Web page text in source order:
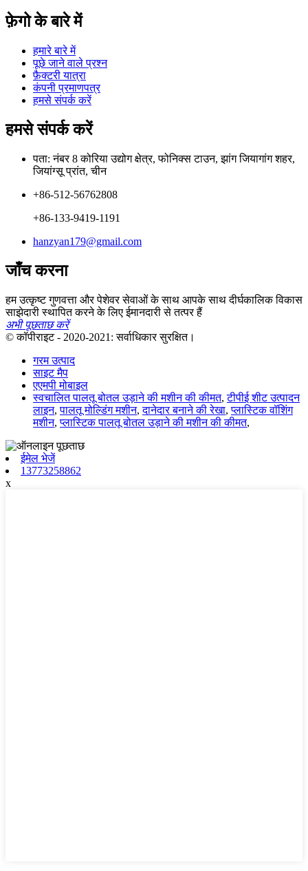
फ़ेगो के बारे में
हमारे बारे में
पूछे जाने वाले प्रश्न
फ़ैक्टरी यात्रा
कंपनी प्रमाणपत्र
हमसे संपर्क करें
हमसे संपर्क करें
पता: नंबर 8 कोरिया उद्योग क्षेत्र, फोनिक्स टाउन, झांग जियागांग शहर,
जियांग्सू प्रांत, चीन
+86-512-56762808
+86-133-9419-1191
hanzyan179@gmail.com
जाँच करना
हम उत्कृष्ट गुणवत्ता और पेशेवर सेवाओं के साथ आपके साथ दीर्घकालिक विकास
साझेदारी स्थापित करने के लिए ईमानदारी से तत्पर हैं
अभी पूछताछ करें
© कॉपीराइट - 2020-2021: सर्वाधिकार सुरक्षित।
गरम उत्पाद
साइट मैप
एएमपी मोबाइल
स्वचालित पालतू बोतल उड़ाने की मशीन की कीमत,टीपीई शीट उत्पादन
लाइन,पालतू मोल्डिंग मशीन,दानेदार बनाने की रेखा,प्लास्टिक वॉशिंग
मशीन,प्लास्टिक पालतू बोतल उड़ाने की मशीन की कीमत,
ईमेल भेजें
13773258862
x